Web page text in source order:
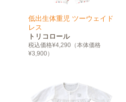
低出生体重児 ツーウェイド
レス
トリコロール
税込価格¥4,290（本体価格
¥3,900）